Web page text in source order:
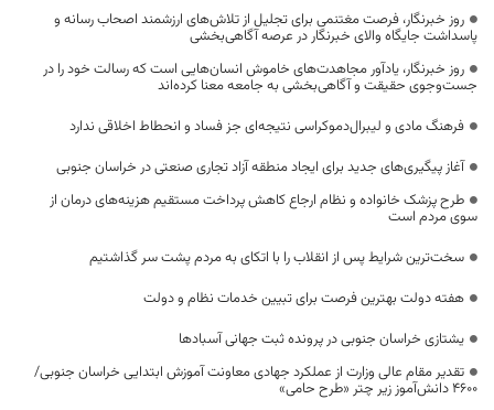
روز خبرنگار، فرصت مغتنمی برای تجلیل از تلاش‌های ارزشمند اصحاب رسانه و
پاسداشت جایگاه والای خبرنگار در عرصه آگاهی‌بخشی
روز خبرنگار، یادآور مجاهدت‌های خاموش انسان‌هایی است که رسالت خود را در
جست‌وجوی حقیقت و آگاهی‌بخشی به جامعه معنا کرده‌اند
فرهنگ مادی و لیبرال‌دموکراسی نتیجه‌ای جز فساد و انحطاط اخلاقی ندارد
آغاز پیگیری‌های جدید برای ایجاد منطقه آزاد تجاری صنعتی در خراسان جنوبی
طرح پزشک خانواده و نظام ارجاع کاهش پرداخت مستقیم هزینه‌های درمان از
سوی مردم است
سخت‌ترین شرایط پس از انقلاب را با اتکای به مردم پشت سر گذاشتیم
هفته دولت بهترین فرصت برای تبیین خدمات نظام و دولت
یشتازی خراسان جنوبی در پرونده ثبت جهانی آسبادها
تقدیر مقام عالی وزارت از عملکرد جهادی معاونت آموزش ابتدایی خراسان جنوبی/
۴۶۰۰ دانش‌آموز زیر چتر «طرح حامی»